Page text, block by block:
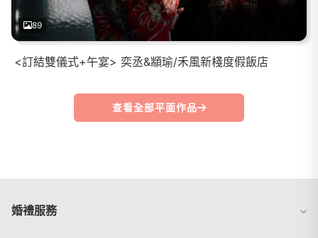
89
<訂結雙儀式+午宴> 奕丞&顓瑜/禾風新棧度假飯店
查看全部平面作品
婚禮服務